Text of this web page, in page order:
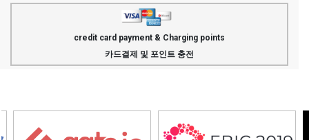
credit card payment & Charging points
카드결제 및 포인트 충전